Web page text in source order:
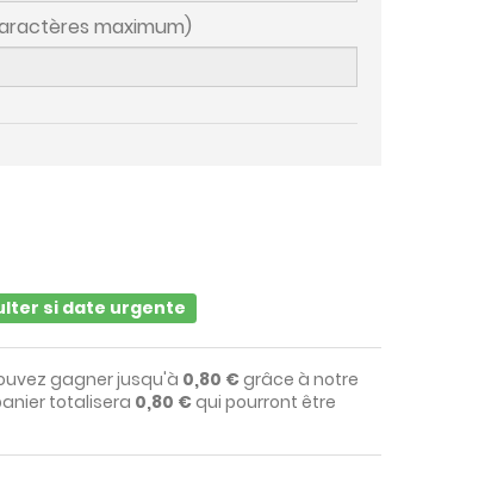
maximum)
si date urgente
gagner jusqu'à 0,80 €grâce à notre
totalisera 0,80 €qui pourront être